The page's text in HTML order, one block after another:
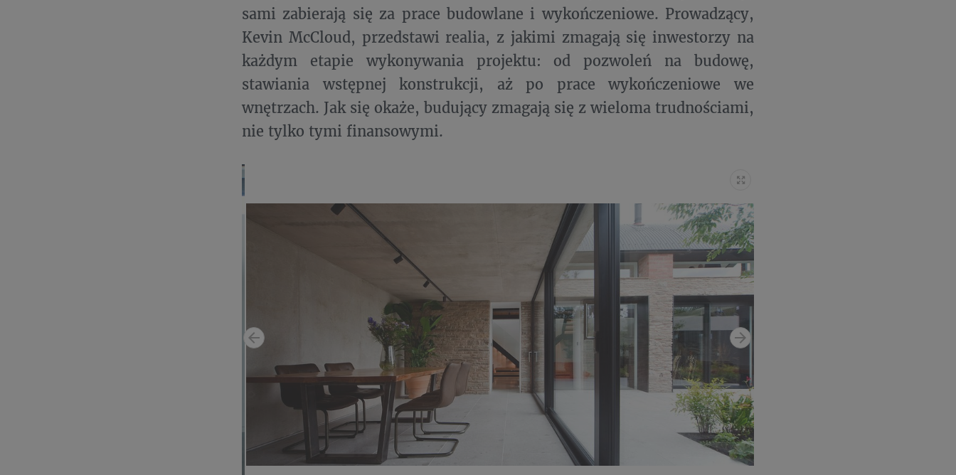
sami zabierają się za prace budowlane i wykończeniowe. Prowadzący,
Kevin McCloud, przedstawi realia, z jakimi zmagają się inwestorzy na
każdym etapie wykonywania projektu: od pozwoleń na budowę,
stawiania wstępnej konstrukcji, aż po prace wykończeniowe we
wnętrzach. Jak się okaże, budujący zmagają się z wieloma trudnościami,
nie tylko tymi finansowymi.